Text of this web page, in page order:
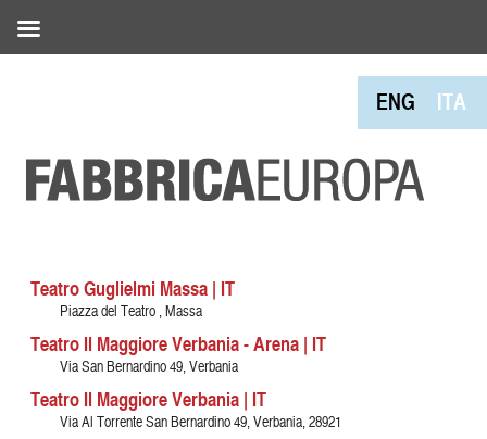
ENG ITA
Teatro Guglielmi Massa | IT
Piazza del Teatro , Massa
Teatro Il Maggiore Verbania - Arena | IT
Via San Bernardino 49, Verbania
Teatro Il Maggiore Verbania | IT
Via Al Torrente San Bernardino 49, Verbania, 28921